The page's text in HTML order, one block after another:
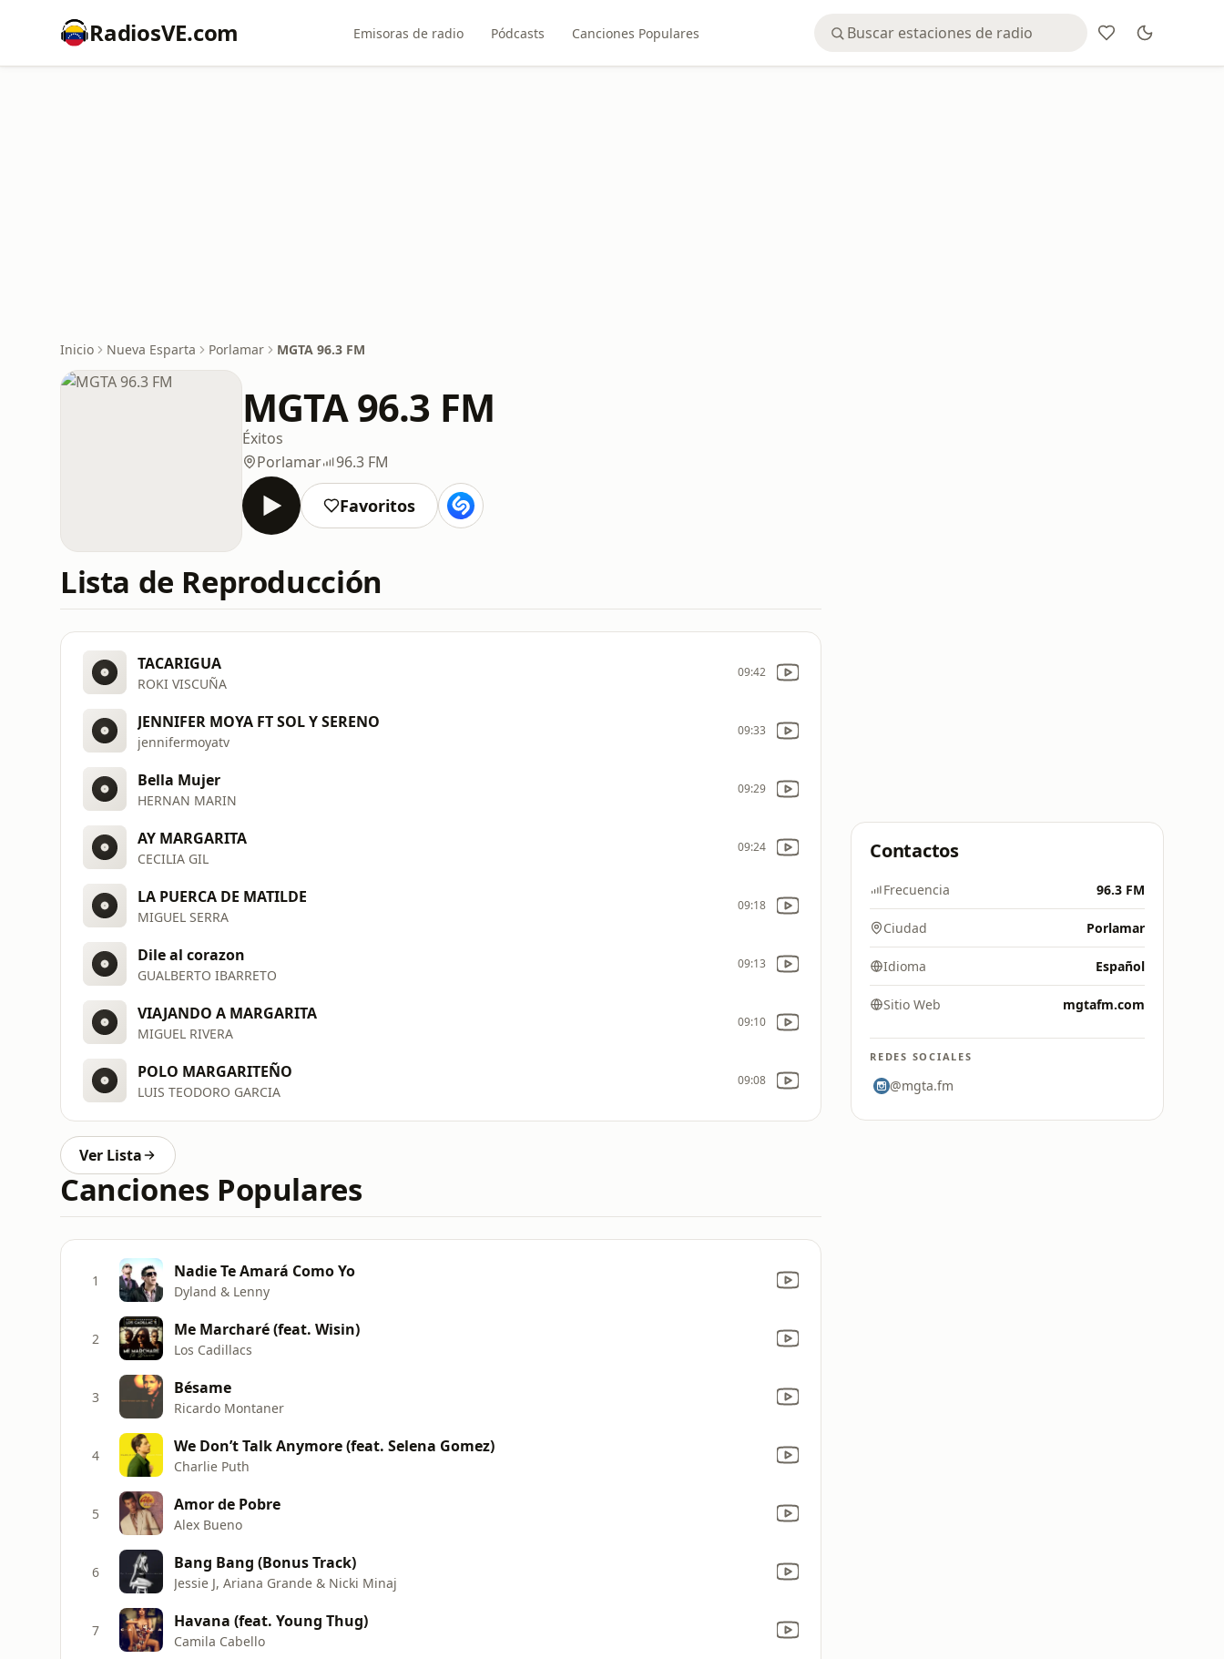
RadiosVE.com Emisoras de radio Pódcasts Canciones Populares
Inicio Nueva Esparta Porlamar MGTA 96.3 FM
MGTA 96.3 FM
Éxitos
Porlamar
96.3 FM
Favoritos
Lista de Reproducción
TACARIGUA
ROKI VISCUÑA
09:42
JENNIFER MOYA FT SOL Y SERENO
jennifermoyatv
09:33
Bella Mujer
HERNAN MARIN
09:29
AY MARGARITA
CECILIA GIL
09:24
LA PUERCA DE MATILDE
MIGUEL SERRA
09:18
Dile al corazon
GUALBERTO IBARRETO
09:13
VIAJANDO A MARGARITA
MIGUEL RIVERA
09:10
POLO MARGARITEÑO
LUIS TEODORO GARCIA
09:08
Ver Lista
Canciones Populares
1 Nadie Te Amará Como Yo
Dyland & Lenny
2 Me Marcharé (feat. Wisin)
Los Cadillacs
3 Bésame
Ricardo Montaner
4 We Don’t Talk Anymore (feat. Selena Gomez)
Charlie Puth
5 Amor de Pobre
Alex Bueno
6 Bang Bang (Bonus Track)
Jessie J, Ariana Grande & Nicki Minaj
7 Havana (feat. Young Thug)
Camila Cabello
Contactos
Frecuencia 96.3 FM
Ciudad Porlamar
Idioma Español
Sitio Web mgtafm.com
REDES SOCIALES
@mgta.fm